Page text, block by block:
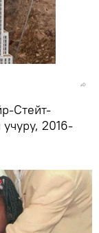
Стейт-
2016-